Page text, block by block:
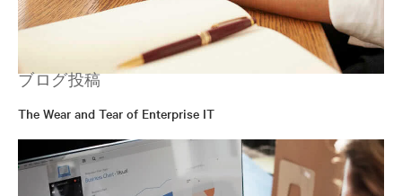
ブログ投稿
The Wear and Tear of Enterprise IT